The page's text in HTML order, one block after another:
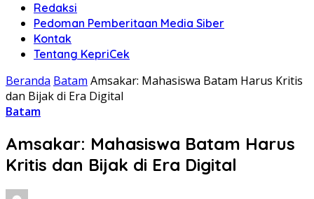
Redaksi
Pedoman Pemberitaan Media Siber
Kontak
Tentang KepriCek
Beranda Batam Amsakar: Mahasiswa Batam Harus Kritis
dan Bijak di Era Digital
Batam
Amsakar: Mahasiswa Batam Harus
Kritis dan Bijak di Era Digital